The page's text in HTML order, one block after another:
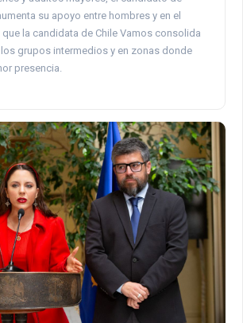
su apoyo entre hombres y en el
que la candidata de Chile Vamos consolida
grupos intermedios y en zonas donde
presencia.